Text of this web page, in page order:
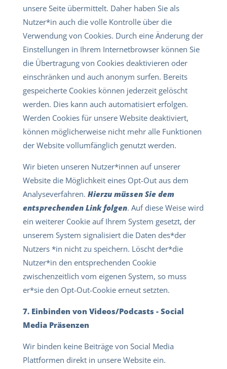
unsere Seite übermittelt. Daher haben Sie als
Nutzer*in auch die volle Kontrolle über die
Verwendung von Cookies. Durch eine Änderung der
Einstellungen in Ihrem Internetbrowser können Sie
die Übertragung von Cookies deaktivieren oder
einschränken und auch anonym surfen. Bereits
gespeicherte Cookies können jederzeit gelöscht
werden. Dies kann auch automatisiert erfolgen.
Werden Cookies für unsere Website deaktiviert,
können möglicherweise nicht mehr alle Funktionen
der Website vollumfänglich genutzt werden.
Wir bieten unseren Nutzer*innen auf unserer
Website die Möglichkeit eines Opt-Out aus dem
Analyseverfahren. Hierzu müssen Sie dem
entsprechenden Link folgen. Auf diese Weise wird
ein weiterer Cookie auf Ihrem System gesetzt, der
unserem System signalisiert die Daten des*der
Nutzers *in nicht zu speichern. Löscht der*die
Nutzer*in den entsprechenden Cookie
zwischenzeitlich vom eigenen System, so muss
er*sie den Opt-Out-Cookie erneut setzten.
7. Einbinden von Videos/Podcasts - Social
Media Präsenzen
Wir binden keine Beiträge von Social Media
Plattformen direkt in unsere Website ein.